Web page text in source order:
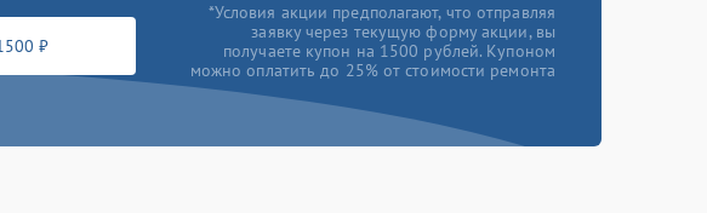
₽
*Условия акции предполагают, что отправляя
заявку через текущую форму акции, вы
получаете купон на 1500 рублей. Купоном
можно оплатить до 25% от стоимости ремонта